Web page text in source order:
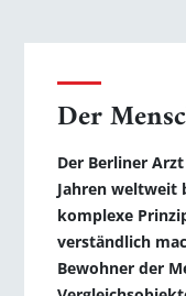
Der
Der Berliner
Jahren weltweit
komplexe
verständlich
Bewohner der